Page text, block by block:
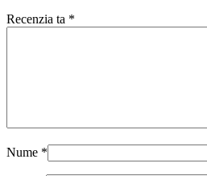
Recenzia ta *
Nume *